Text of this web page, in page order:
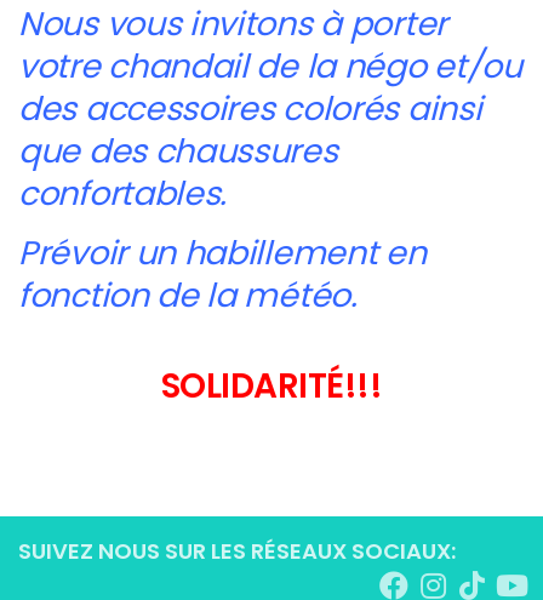
Nous vous invitons à porter
votre chandail de la négo et/ou
des accessoires colorés ainsi
que des chaussures
confortables.
Prévoir un habillement en
fonction de la météo.
SOLIDARITÉ!!!
SUIVEZ NOUS SUR LES RÉSEAUX SOCIAUX: